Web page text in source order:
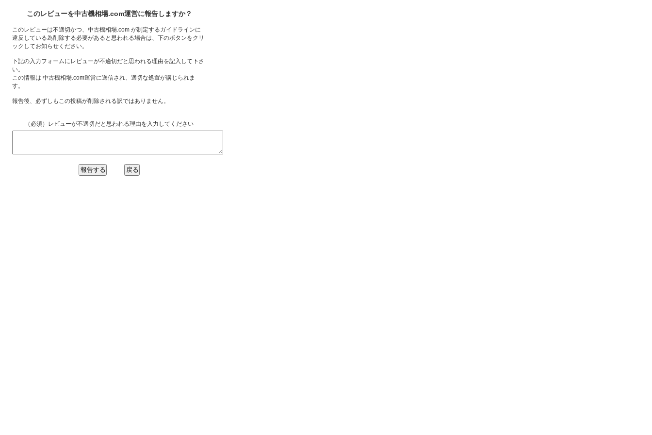
このレビューを中古機相場.com運営に報告しますか？
このレビューは不適切かつ、中古機相場.com が制定するガイドラインに
違反している為削除する必要があると思われる場合は、下のボタンをクリ
ックしてお知らせください。
下記の入力フォームにレビューが不適切だと思われる理由を記入して下さ
い。
この情報は 中古機相場.com運営に送信され、適切な処置が講じられま
す。
報告後、必ずしもこの投稿が削除される訳ではありません。
（必須）レビューが不適切だと思われる理由を入力してください